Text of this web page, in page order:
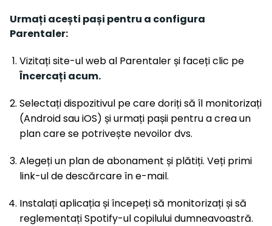
Urmați acești pași pentru a configura
Parentaler:
Vizitați site-ul web al Parentaler și faceți clic pe
Încercați acum.
Selectați dispozitivul pe care doriți să îl monitorizați
(Android sau iOS) și urmați pașii pentru a crea un
plan care se potrivește nevoilor dvs.
Alegeți un plan de abonament și plătiți. Veți primi
link-ul de descărcare în e-mail.
Instalați aplicația și începeți să monitorizați și să
reglementați Spotify-ul copilului dumneavoastră.